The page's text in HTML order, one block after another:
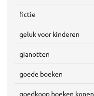
fictie
geluk voor kinderen
gianotten
goede boeken
goedkoop boeken kopen